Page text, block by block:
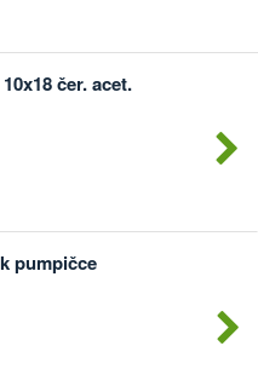
čer. acet.
pumpičce